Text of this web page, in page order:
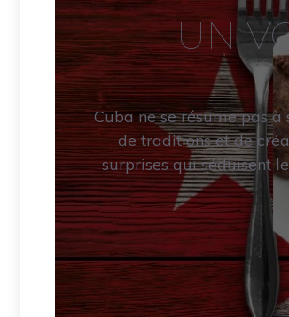
UN
Cuba ne se résume pas
de traditions et de
surprises qui séduisent